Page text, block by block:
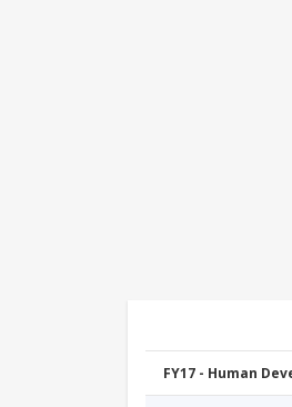
FY17 -